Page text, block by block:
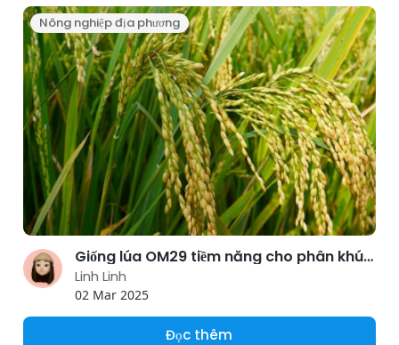
Nông nghiệp địa phương
Giống lúa OM29 tiềm năng cho phân khúc lúa gạo chế biến
Linh Linh
02 Mar 2025
Đọc thêm